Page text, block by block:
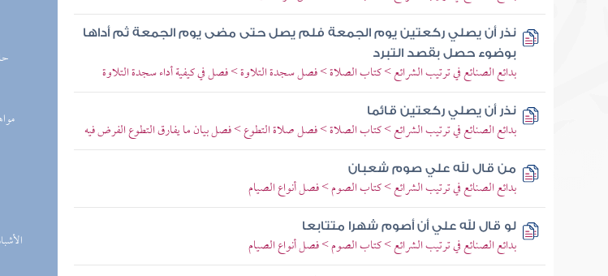
نذر أن يصلي ركعتين يوم الجمعة فلم يصل حتى مضى يوم الجمعة ثم أداها
بوضوء حصل بقصد التبرد
بدائع الصنائع في ترتيب الشرائع > كتاب الصلاة > فصل سجدة التلاوة > فصل في كيفية أداء سجدة التلاوة
نذر أن يصلي ركعتين قائما
بدائع الصنائع في ترتيب الشرائع > كتاب الصلاة > فصل صلاة التطوع > فصل بيان ما يفارق التطوع الفرض فيه
من قال لله علي صوم شعبان
بدائع الصنائع في ترتيب الشرائع > كتاب الصوم > فصل أنواع الصيام
لو قال لله علي أن أصوم شهرا متتابعا
بدائع الصنائع في ترتيب الشرائع > كتاب الصوم > فصل أنواع الصيام